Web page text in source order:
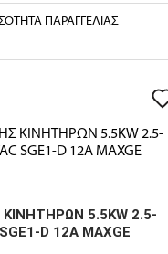
ΠΑΡΑΓΓΕΛΊΑΣ
5.5KW 2.5-
D 12A MAXGE